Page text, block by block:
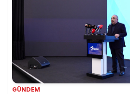
GÜNDEM